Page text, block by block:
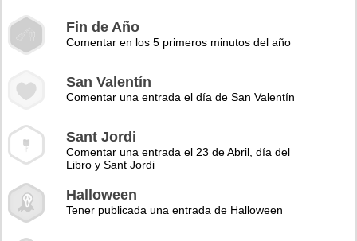
Fin de Año
Comentar en los 5 primeros minutos del año
San Valentín
Comentar una entrada el día de San Valentín
Sant Jordi
Comentar una entrada el 23 de Abril, día del
Libro y Sant Jordi
Halloween
Tener publicada una entrada de Halloween